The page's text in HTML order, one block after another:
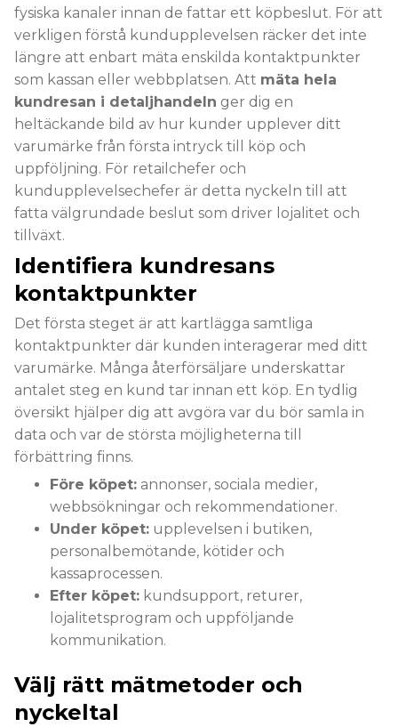
fysiska kanaler innan de fattar ett köpbeslut. För att
verkligen förstå kundupplevelsen räcker det inte
längre att enbart mäta enskilda kontaktpunkter
som kassan eller webbplatsen. Att mäta hela
kundresan i detaljhandeln ger dig en
heltäckande bild av hur kunder upplever ditt
varumärke från första intryck till köp och
uppföljning. För retailchefer och
kundupplevelsechefer är detta nyckeln till att
fatta välgrundade beslut som driver lojalitet och
tillväxt.
Identifiera kundresans
kontaktpunkter
Det första steget är att kartlägga samtliga
kontaktpunkter där kunden interagerar med ditt
varumärke. Många återförsäljare underskattar
antalet steg en kund tar innan ett köp. En tydlig
översikt hjälper dig att avgöra var du bör samla in
data och var de största möjligheterna till
förbättring finns.
Före köpet: annonser, sociala medier,
webbsökningar och rekommendationer.
Under köpet: upplevelsen i butiken,
personalbemötande, kötider och
kassaprocessen.
Efter köpet: kundsupport, returer,
lojalitetsprogram och uppföljande
kommunikation.
Välj rätt mätmetoder och
nyckeltal